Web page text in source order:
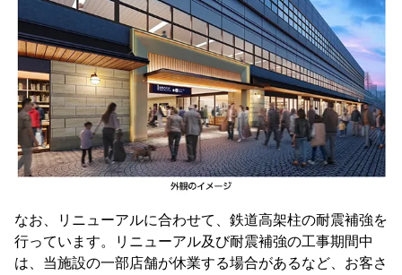
なお、リニューアルに合わせて、鉄道高架柱の耐震補強を
行っています。リニューアル及び耐震補強の工事期間中
は、当施設の一部店舗が休業する場合があるなど、お客さ